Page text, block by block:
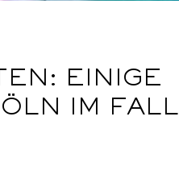
EINIGE
IM FALL